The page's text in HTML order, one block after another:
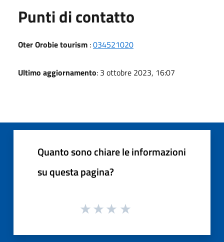
Punti di contatto
Oter Orobie tourism :034521020
Ultimo aggiornamento: 3 ottobre 2023, 16:07
Quanto sono chiare le informazioni
su questa pagina?